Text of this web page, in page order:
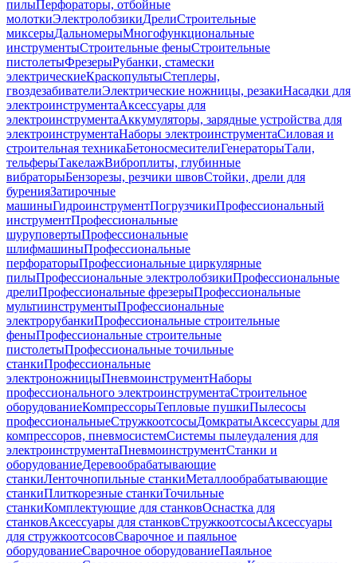
пилыПерфораторы, отбойные
молоткиЭлектролобзикиДрелиСтроительные
миксерыДальномерыМногофункциональные
инструментыСтроительные феныСтроительные
пистолетыФрезерыРубанки, стамески
электрическиеКраскопультыСтеплеры,
гвоздезабивателиЭлектрические ножницы, резакиНасадки для
электроинструментаАксессуары для
электроинструментаАккумуляторы, зарядные устройства для
электроинструментаНаборы электроинструментаСиловая и
строительная техникаБетоносмесителиГенераторыТали,
тельферыТакелажВиброплиты, глубинные
вибраторыБензорезы, резчики швовСтойки, дрели для
буренияЗатирочные
машиныГидроинструментПогрузчикиПрофессиональный
инструментПрофессиональные
шуруповертыПрофессиональные
шлифмашиныПрофессиональные
перфораторыПрофессиональные циркулярные
пилыПрофессиональные электролобзикиПрофессиональные
дрелиПрофессиональные фрезерыПрофессиональные
мультиинструментыПрофессиональные
электрорубанкиПрофессиональные строительные
феныПрофессиональные строительные
пистолетыПрофессиональные точильные
станкиПрофессиональные
электроножницыПневмоинструментНаборы
профессионального электроинструментаСтроительное
оборудованиеКомпрессорыТепловые пушкиПылесосы
профессиональныеСтружкоотсосыДомкратыАксессуары для
компрессоров, пневмосистемСистемы пылеудаления для
электроинструментаПневмоинструментСтанки и
оборудованиеДеревообрабатывающие
станкиЛенточнопильные станкиМеталлообрабатывающие
станкиПлиткорезные станкиТочильные
станкиКомплектующие для станковОснастка для
станковАксессуары для станковСтружкоотсосыАксессуары
для стружкоотсосовСварочное и паяльное
оборудованиеСварочное оборудованиеПаяльное